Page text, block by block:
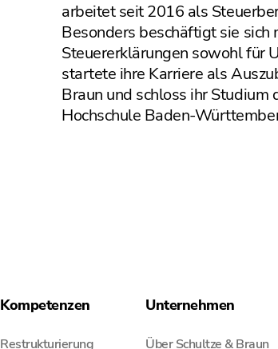
arbeitet seit 2016 als
Besonders beschäftigt sie sich
Steuererklärungen sowohl für
startete ihre Karriere als
Braun und schloss ihr
Hochschule Baden-
Kompetenzen
Restrukturierung
Unternehmen
Über Schultze & Braun